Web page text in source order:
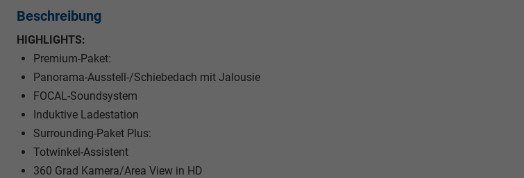
Beschreibung
HIGHLIGHTS:
Premium-Paket:
Panorama-Ausstell-/Schiebedach mit Jalousie
FOCAL-Soundsystem
Induktive Ladestation
Surrounding-Paket Plus:
Totwinkel-Assistent
360 Grad Kamera/Area View in HD